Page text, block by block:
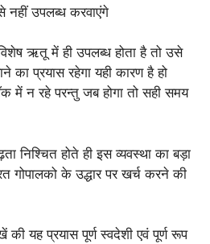
नहीं उपलब्ध करवाएंगे
विशेष ऋतू में ही उपलब्ध होता है तो उसे
का प्रयास रहेगा यही कारण है हो
में न रहे परन्तु जब होगा तो सही समय
निश्चित होते ही इस व्यवस्था का बड़ा
गोपालको के उद्धार पर खर्च करने की
यह प्रयास पूर्ण स्वदेशी एवं पूर्ण रूप